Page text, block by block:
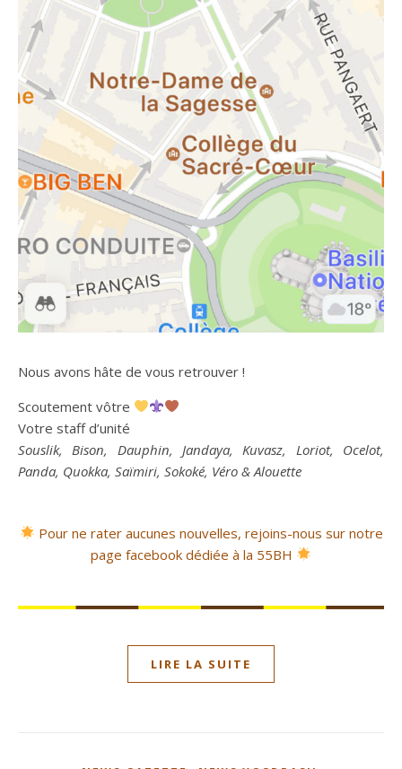
Nous avons hâte de vous retrouver !
Scoutement vôtre
Votre staff d’unité
Souslik, Bison, Dauphin, Jandaya, Kuvasz, Loriot, Ocelot,
Panda, Quokka, Saïmiri, Sokoké, Véro & Alouette
Pour ne rater aucunes nouvelles, rejoins-nous sur notre
page facebook dédiée à la 55BH
LIRE LA SUITE